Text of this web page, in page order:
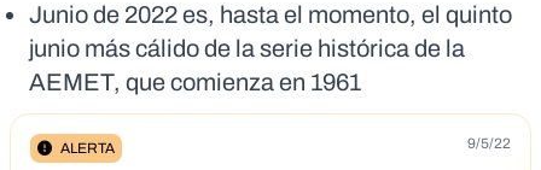
Junio de 2022 es, hasta el momento, el quinto
junio más cálido de la serie histórica de la
AEMET, que comienza en 1961
ALERTA 9/5/22